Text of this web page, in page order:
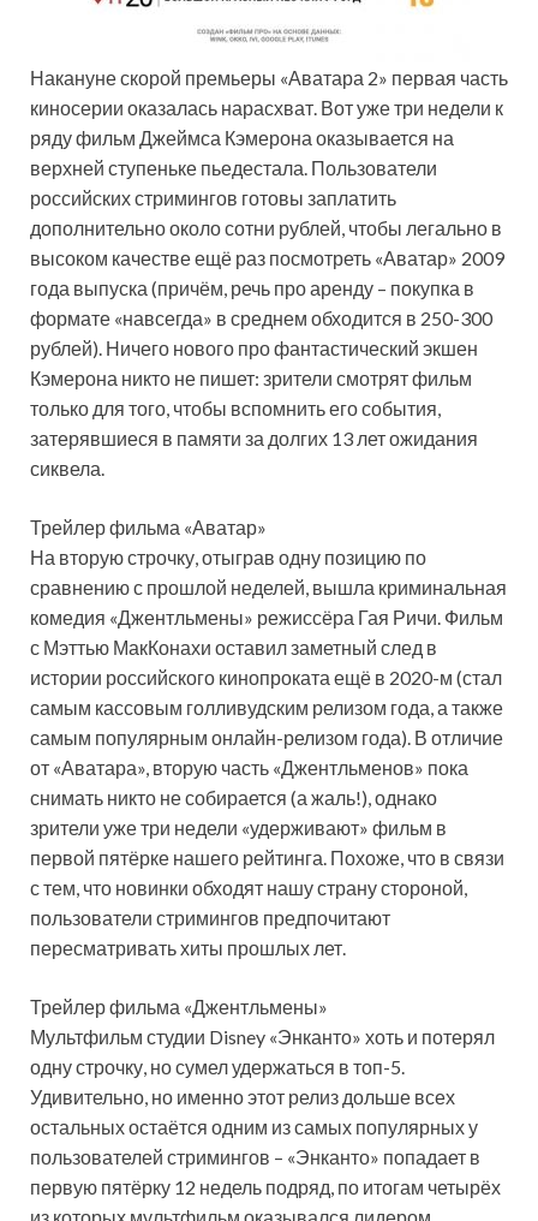
Накануне скорой премьеры «Аватара 2» первая часть
киносерии оказалась нарасхват. Вот уже три недели к
ряду фильм Джеймса Кэмерона оказывается на
верхней ступеньке пьедестала. Пользователи
российских стримингов готовы заплатить
дополнительно около сотни рублей, чтобы легально в
высоком качестве ещё раз посмотреть «Аватар» 2009
года выпуска (причём, речь про аренду – покупка в
формате «навсегда» в среднем обходится в 250-300
рублей). Ничего нового про фантастический экшен
Кэмерона никто не пишет: зрители смотрят фильм
только для того, чтобы вспомнить его события,
затерявшиеся в памяти за долгих 13 лет ожидания
сиквела.
Трейлер фильма «Аватар»
На вторую строчку, отыграв одну позицию по
сравнению с прошлой неделей, вышла криминальная
комедия «Джентльмены» режиссёра Гая Ричи. Фильм
с Мэттью МакКонахи оставил заметный след в
истории российского кинопроката ещё в 2020-м (стал
самым кассовым голливудским релизом года, а также
самым популярным онлайн-релизом года). В отличие
от «Аватара», вторую часть «Джентльменов» пока
снимать никто не собирается (а жаль!), однако
зрители уже три недели «удерживают» фильм в
первой пятёрке нашего рейтинга. Похоже, что в связи
с тем, что новинки обходят нашу страну стороной,
пользователи стримингов предпочитают
пересматривать хиты прошлых лет.
Трейлер фильма «Джентльмены»
Мультфильм студии Disney «Энканто» хоть и потерял
одну строчку, но сумел удержаться в топ-5.
Удивительно, но именно этот релиз дольше всех
остальных остаётся одним из самых популярных у
пользователей стримингов – «Энканто» попадает в
первую пятёрку 12 недель подряд, по итогам четырёх